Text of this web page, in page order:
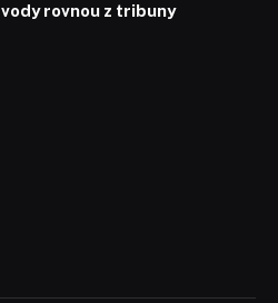
vody rovnou z tribuny